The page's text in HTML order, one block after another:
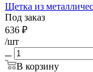
Щетка из
Под заказ
636 ₽
/шт
В корзину